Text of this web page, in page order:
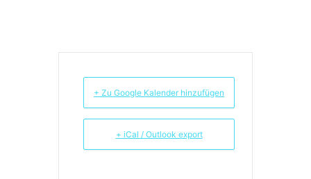
+ Zu Google Kalender hinzufügen
+ iCal / Outlook export